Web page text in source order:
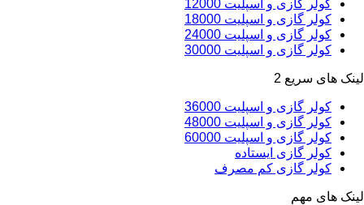
کولر گازی و اسپلیت 12000
کولر گازی و اسپلیت 18000
کولر گازی و اسپلیت 24000
کولر گازی و اسپلیت 30000
لینک های سریع 2
کولر گازی و اسپلیت 36000
کولر گازی و اسپلیت 48000
کولر گازی و اسپلیت 60000
کولر گازی ایستاده
کولر گازی کم مصرف
لینک های مهم